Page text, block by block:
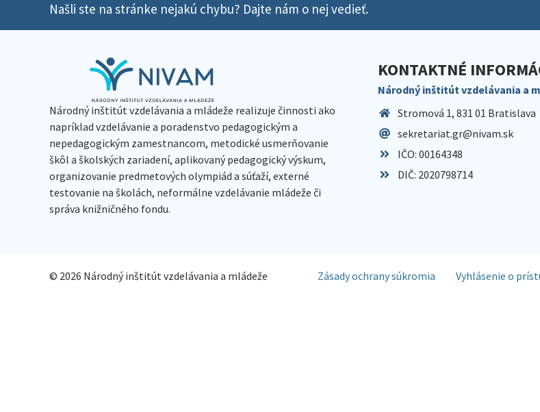
Našli ste na stránke nejakú chybu? Dajte nám o nej vedieť.
Národný inštitút vzdelávania a mládeže realizuje činnosti ako
napríklad vzdelávanie a poradenstvo pedagogickým a
nepedagogickým zamestnancom, metodické usmerňovanie
škôl a školských zariadení, aplikovaný pedagogický výskum,
organizovanie predmetových olympiád a súťaží, externé
testovanie na školách, neformálne vzdelávanie mládeže či
správa knižničného fondu.
KONTAKTNÉ
Národný inštitút vzdelávania a
Stromová 1, 831 01 Bratislava
sekretariat.gr@nivam.sk
IČO: 00164348
DIČ: 2020798714
© 2026 Národný inštitút vzdelávania a mládeže Zásady ochrany súkromia Vyhlásenie o